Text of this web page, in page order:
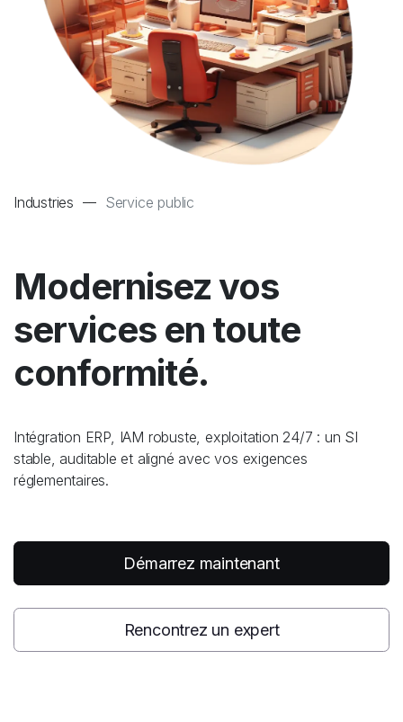
Industries –– Service public
Modernisez vos
services en toute
conformité.
Intégration ERP, IAM robuste, exploitation 24/7 : un SI
stable, auditable et aligné avec vos exigences
réglementaires.
Démarrez maintenant
Rencontrez un expert